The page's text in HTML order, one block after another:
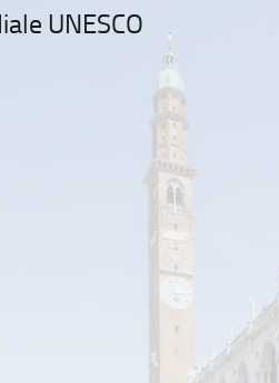
UNESCO